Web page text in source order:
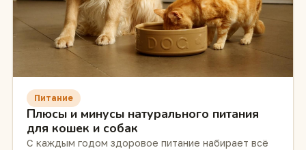
Питание
Плюсы и минусы натурального питания
для кошек и собак
С каждым годом здоровое питание набирает всё